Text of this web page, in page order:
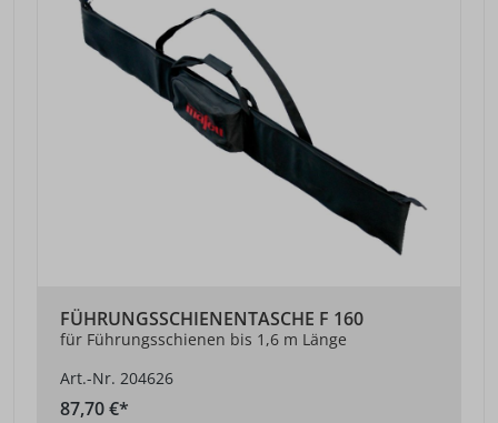
FÜHRUNGSSCHIENENTASCHE F 160
für Führungsschienen bis 1,6 m Länge
Art.-Nr. 204626
87,70 €*